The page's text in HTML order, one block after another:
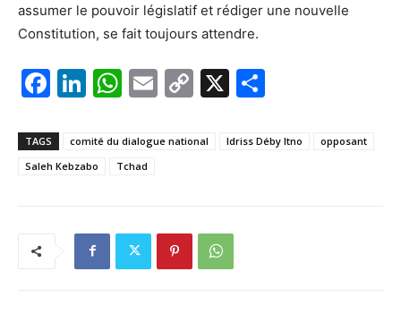
assumer le pouvoir législatif et rédiger une nouvelle
Constitution, se fait toujours attendre.
F
c
e
Li
k
e
n
W
at
s
p
p
E
ai
C
p
n
X
ta
TAGS comité du dialogue national Idriss Déby Itno
opposant
Saleh Kebzabo
Tchad